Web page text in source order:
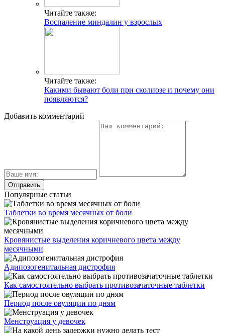
Читайте также:
Воспаление миндалин у взрослых
Читайте также:
Какими бывают боли при сколиозе и почему они
появляются?
Добавить комментарий
Популярные статьи
Таблетки во время месячных от боли
Кровянистые выделения коричневого цвета между
месячными
Адипозогенитальная дистрофия
Как самостоятельно выбрать противозачаточные таблетки
Период после овуляции по дням
Менструация у девочек